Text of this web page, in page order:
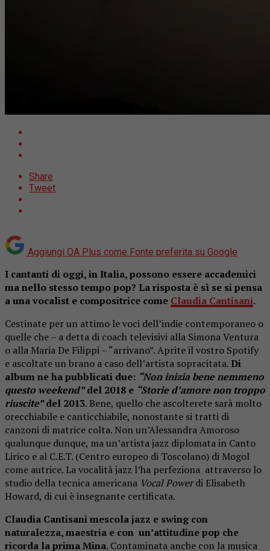
Share
Tweet
Aggiungi OA Plus come Fonte preferita su Google
I cantanti di oggi, in Italia, possono essere accademici
ma nello stesso tempo pop? La risposta è sì se si pensa
a una vocalist e compositrice come Claudia Cantisani.
Cestinate per un attimo le voci dell’indie contemporaneo o
quelle che – a detta di coach televisivi alla Simona Ventura
o alla Maria De Filippi – “arrivano”. Aprite il vostro Spotify
e ascoltate un brano a caso dell’artista sopracitata. Di
album ne ha pubblicati due: “Non inizia bene nemmeno
questo weekend”del 2018 e “Storie d’amore non troppo
riuscite”del 2013. Bene, quello che ascolterete sarà molto
orecchiabile e canticchiabile, nonostante si tratti di
canzoni di matrice colta. Non un’Alessandra Amoroso
qualunque dunque, ma un’artista jazz diplomata in Canto
Lirico e al C.E.T. (Centro europeo di Toscolano) di Mogol
come autrice. La vocalità jazz l’ha perfeziona attraverso lo
studio della tecnica americana Vocal Powerdi Elisabeth
Howard, di cui è insegnante certificata.
Claudia Cantisani mescolajazz e swingcon
naturalezza, maestria e con un’attitudinepop che
ricorda la primaMina. Contaminata anche con la musica